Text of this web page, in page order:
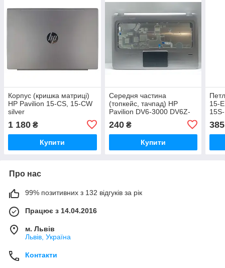
Корпус (кришка матриці)
HP Pavilion 15-CS, 15-CW
silver
1 180 ₴
Купити
Середня частина
(топкейс, тачпад) HP
Pavilion DV6-3000 DV6Z-
240₴
Купити
15-
385
Про нас
99% позитивних з 132 відгуків за рік
Працює з 14.04.2016
м. Львів
Львів, Україна
Контакти